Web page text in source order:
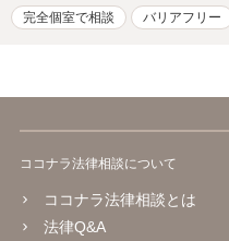
完全個室で相談 バリアフリー
ココナラ法律相談について
ココナラ法律相談とは
法律Q&A